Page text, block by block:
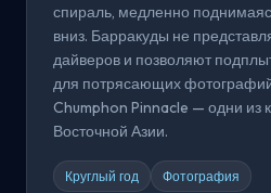
спираль, медленно
вниз. Барракуды не
дайверов и позволяют
для потрясающих
Chumphon Pinnacle — одни из
Восточной Азии.
Круглый год Фотография